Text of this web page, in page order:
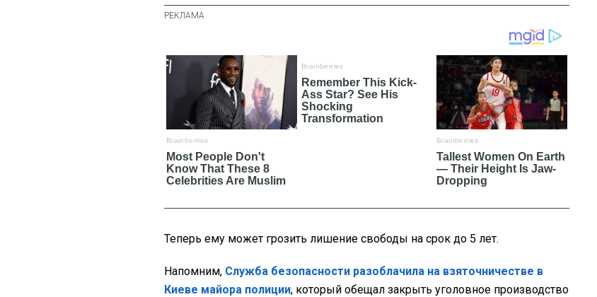
Теперь ему может грозить лишение свободы на срок до 5 лет.
Напомним, Служба безопасности разоблачила на взяточничестве в
Киеве майора полиции, который обещал закрыть уголовное производство